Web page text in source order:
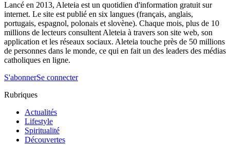
Lancé en 2013, Aleteia est un quotidien d'information gratuit sur
internet. Le site est publié en six langues (français, anglais,
portugais, espagnol, polonais et slovène). Chaque mois, plus de 10
millions de lecteurs consultent Aleteia à travers son site web, son
application et les réseaux sociaux. Aleteia touche près de 50 millions
de personnes dans le monde, ce qui en fait un des leaders des médias
catholiques en ligne.
S'abonnerSe connecter
Rubriques
Actualités
Lifestyle
Spiritualité
Découvertes